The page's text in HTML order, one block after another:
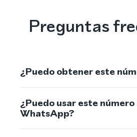
Preguntas
¿Puedo obtener este
¿Puedo usar este número
WhatsApp?